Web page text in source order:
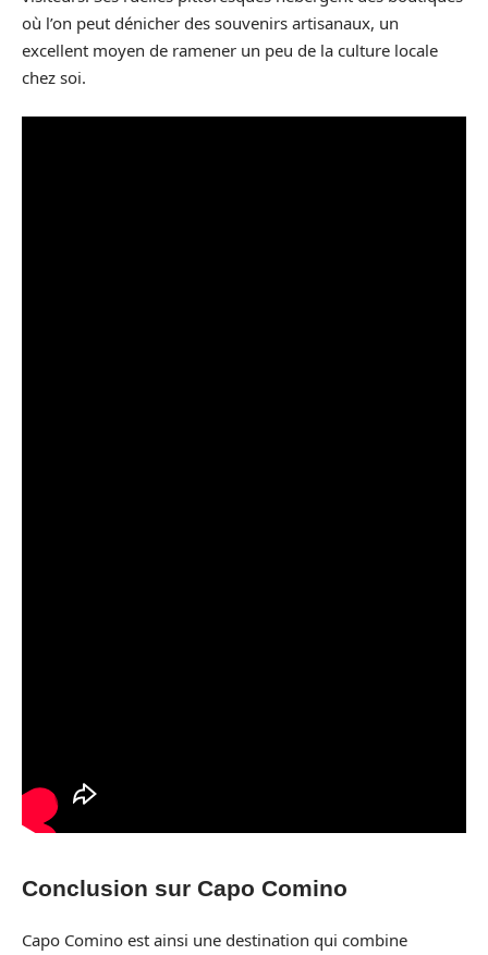
où l’on peut dénicher des souvenirs artisanaux, un
excellent moyen de ramener un peu de la culture locale
chez soi.
Conclusion sur Capo Comino
Capo Comino est ainsi une destination qui combine